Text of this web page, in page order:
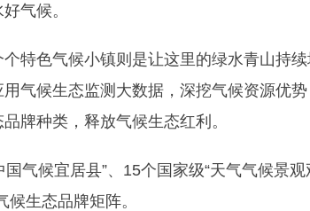
气候。
特色气候小镇则是让这里的绿水青山持
气候生态监测大数据，深挖气候资源优
牌种类，释放气候生态红利。
国气候宜居县”、15个国家级“天气气候景
生态品牌矩阵。